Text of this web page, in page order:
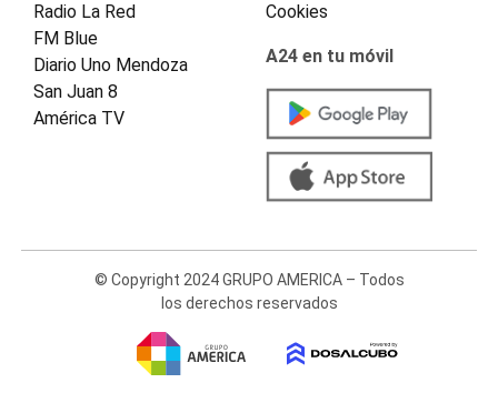
Radio La Red
FM Blue
Diario Uno Mendoza
San Juan 8
América TV
Cookies
A24 en tu móvil
© Copyright 2024 GRUPO AMERICA – Todos
los derechos reservados